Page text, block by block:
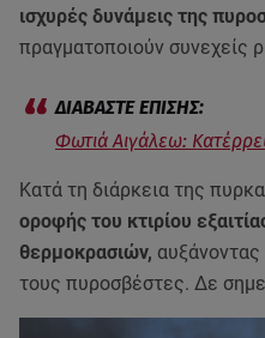
ισχυρές δυνάμεις της
πραγματοποιούν συνεχείς
Φωτιά Αιγάλεω:
Κατά τη διάρκεια της
οροφής του κτιρίου
θερμοκρασιών, αυξάνοντας
τους πυροσβέστες. Δε